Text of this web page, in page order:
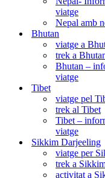
viatge
Nepal amb
Bhutan
viatge a
trek a
Bhutan –
viatge
Tibet
viatge pel
trek al Tibet
Tibet –
viatge
Sikkim Darjeeling
viatge per
trek a
activitat a